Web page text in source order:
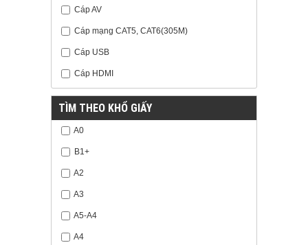
Cáp AV
Cáp mạng CAT5, CAT6(305M)
Cáp USB
Cáp HDMI
TÌM THEO KHỔ GIẤY
A0
B1+
A2
A3
A5-A4
A4